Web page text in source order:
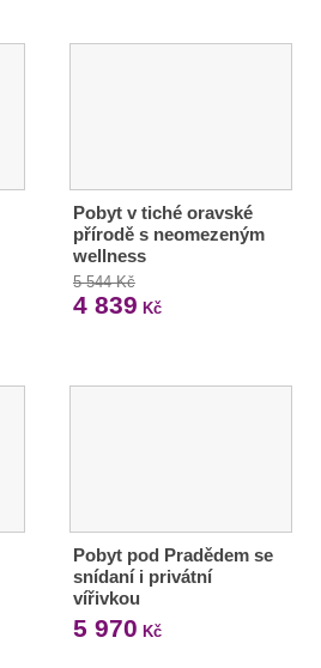
Pobyt v tiché oravské
přírodě s neomezeným
wellness
5 544 Kč
4 839 Kč
Pobyt pod Pradědem se
snídaní i privátní
vířivkou
5 970 Kč